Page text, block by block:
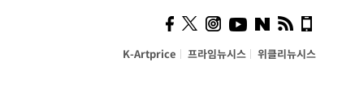
K-Artprice 프라임뉴시스 위클리뉴시스